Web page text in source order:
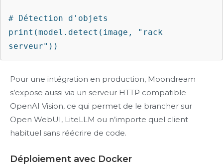
# Détection d'objets
print(model.detect(image, "rack
serveur"))
Pour une intégration en production, Moondream
s’expose aussi via un serveur HTTP compatible
OpenAI Vision, ce qui permet de le brancher sur
Open WebUI, LiteLLM ou n’importe quel client
habituel sans réécrire de code.
Déploiement avec Docker